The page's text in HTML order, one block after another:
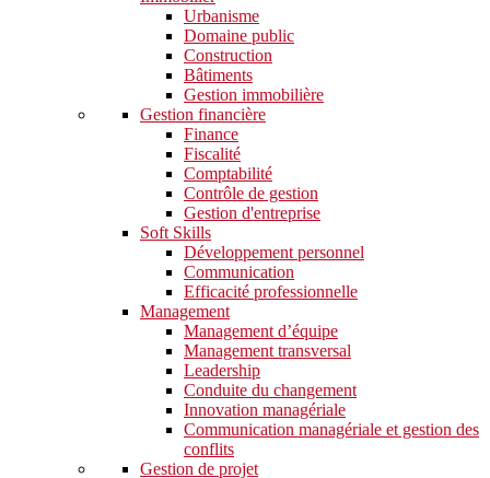
Urbanisme
Domaine public
Construction
Bâtiments
Gestion immobilière
Gestion financière
Finance
Fiscalité
Comptabilité
Contrôle de gestion
Gestion d'entreprise
Soft Skills​
Développement personnel
Communication
Efficacité professionnelle
Management
Management d’équipe
Management transversal
Leadership
Conduite du changement
Innovation managériale
Communication managériale et gestion des
conflits
Gestion de projet